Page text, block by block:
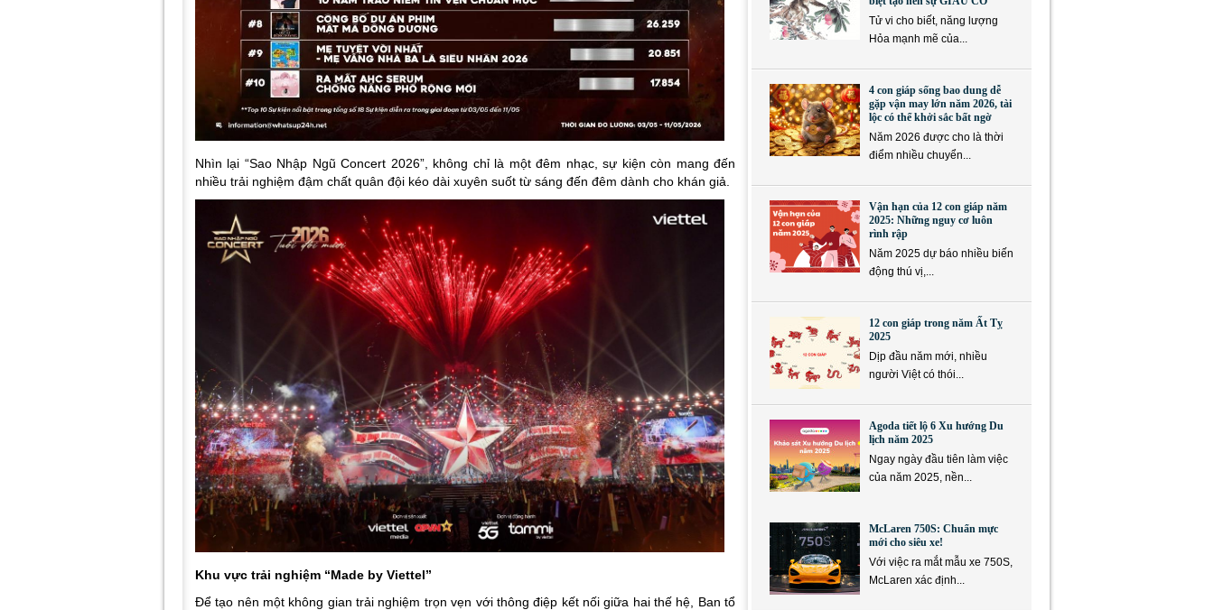
Nhìn lại “Sao Nhập Ngũ Concert 2026”, không chỉ là một đêm nhạc, sự kiện còn mang đến
nhiều trải nghiệm đậm chất quân đội kéo dài xuyên suốt từ sáng đến đêm dành cho khán giả.
Khu vực trải nghiệm “Made by Viettel”
Để tạo nên một không gian trải nghiệm trọn vẹn với thông điệp kết nối giữa hai thế hệ, Ban tổ
Tử vi cho biết, năng lượng
Hỏa mạnh mẽ của...
4 con giáp sống bao dung dễ
gặp vận may lớn năm 2026, tài
lộc có thể khởi sắc bất ngờ
Năm 2026 được cho là thời
điểm nhiều chuyển...
Vận hạn của 12 con giáp năm
2025: Những nguy cơ luôn
rình rập
Năm 2025 dự báo nhiều biến
động thú vị,...
12 con giáp trong năm Ất Tỵ
2025
Dịp đầu năm mới, nhiều
người Việt có thói...
Agoda tiết lộ 6 Xu hướng Du
lịch năm 2025
Ngay ngày đầu tiên làm việc
của năm 2025, nền...
McLaren 750S: Chuẩn mực
mới cho siêu xe!
Với việc ra mắt mẫu xe 750S,
McLaren xác định...